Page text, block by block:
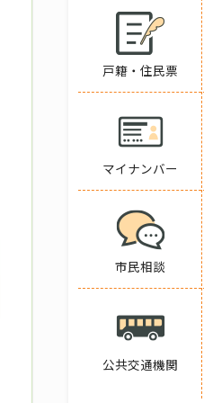
戸籍・住民票
マイナンバー
市民相談
公共交通機関